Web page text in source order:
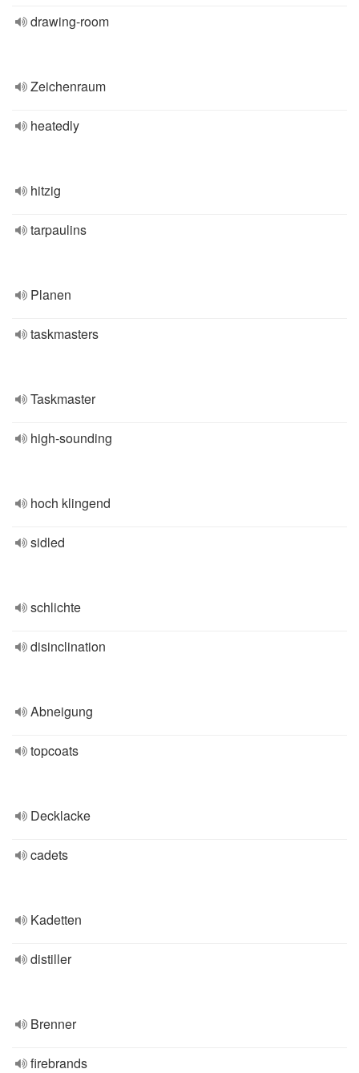
drawing-room
Zeichenraum
heatedly
hitzig
tarpaulins
Planen
taskmasters
Taskmaster
high-sounding
hoch klingend
sidled
schlichte
disinclination
Abneigung
topcoats
Decklacke
cadets
Kadetten
distiller
Brenner
firebrands